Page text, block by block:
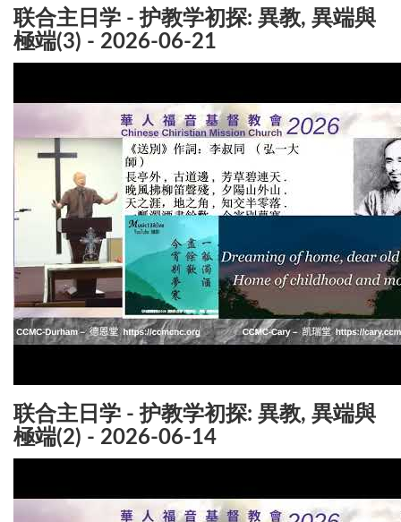
联合主日学 - 护教学初探: 異教, 異端與
極端(3) - 2026-06-21
联合主日学 - 护教学初探: 異教, 異端與
極端(2) - 2026-06-14